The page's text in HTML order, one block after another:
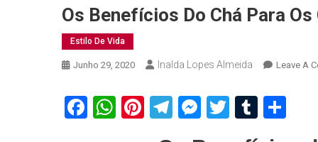
Os Benefícios Do Chá Para Os
Estilo De Vida
Junho 29, 2020 Inalda Lopes Almeida Leave A
Facebook
WhatsApp
Pinterest
Telegram
Messenger
TwitterTumblr